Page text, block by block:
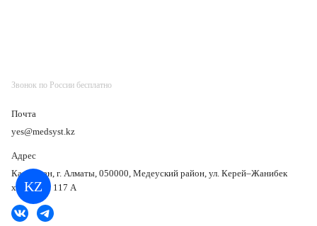
KZ
Звонок по России бесплатно
Почта
yes@medsyst.kz
Адрес
Казахстан, г. Алматы, 050000, Медеуский район, ул. Керей–Жанибек
хандар, д. 117 А